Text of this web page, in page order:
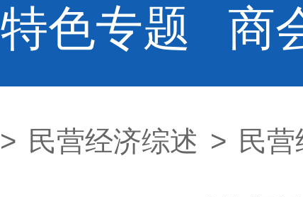
特色专题 商
> 民营经济综述 > 民